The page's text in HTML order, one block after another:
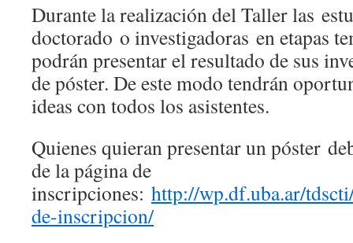
Durante la realización del Taller las
doctorado o investigadoras en etapas
podrán presentar el resultado de sus
de póster. De este modo tendrán
ideas con todos los asistentes.
Quienes quieran presentar un póster
de la página de
inscripciones: http://wp.df.uba.ar/
de-inscripcion/